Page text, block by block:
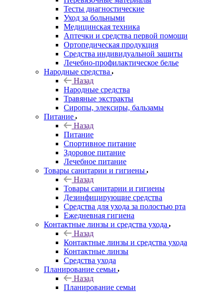
Тесты диагностические
Уход за больными
Медицинская техника
Аптечки и средства первой помощи
Ортопедическая продукция
Средства индивидуальной защиты
Лечебно-профилактическое белье
Народные средства
Назад
Народные средства
Травяные экстракты
Сиропы, элексиры, бальзамы
Питание
Назад
Питание
Спортивное питание
Здоровое питание
Лечебное питание
Товары санитарии и гигиены
Назад
Товары санитарии и гигиены
Дезинфицирующие средства
Средства для ухода за полостью рта
Ежедневная гигиена
Контактные линзы и средства ухода
Назад
Контактные линзы и средства ухода
Контактные линзы
Средства ухода
Планирование семьи
Назад
Планирование семьи